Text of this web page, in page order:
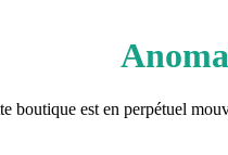
boutique est en perpétuel